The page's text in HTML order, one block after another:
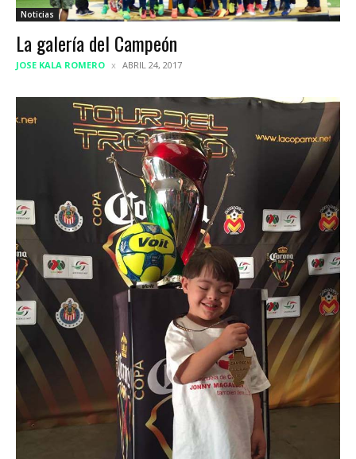
Noticias
La galería del Campeón
JOSE KALA ROMERO ABRIL 24, 2017